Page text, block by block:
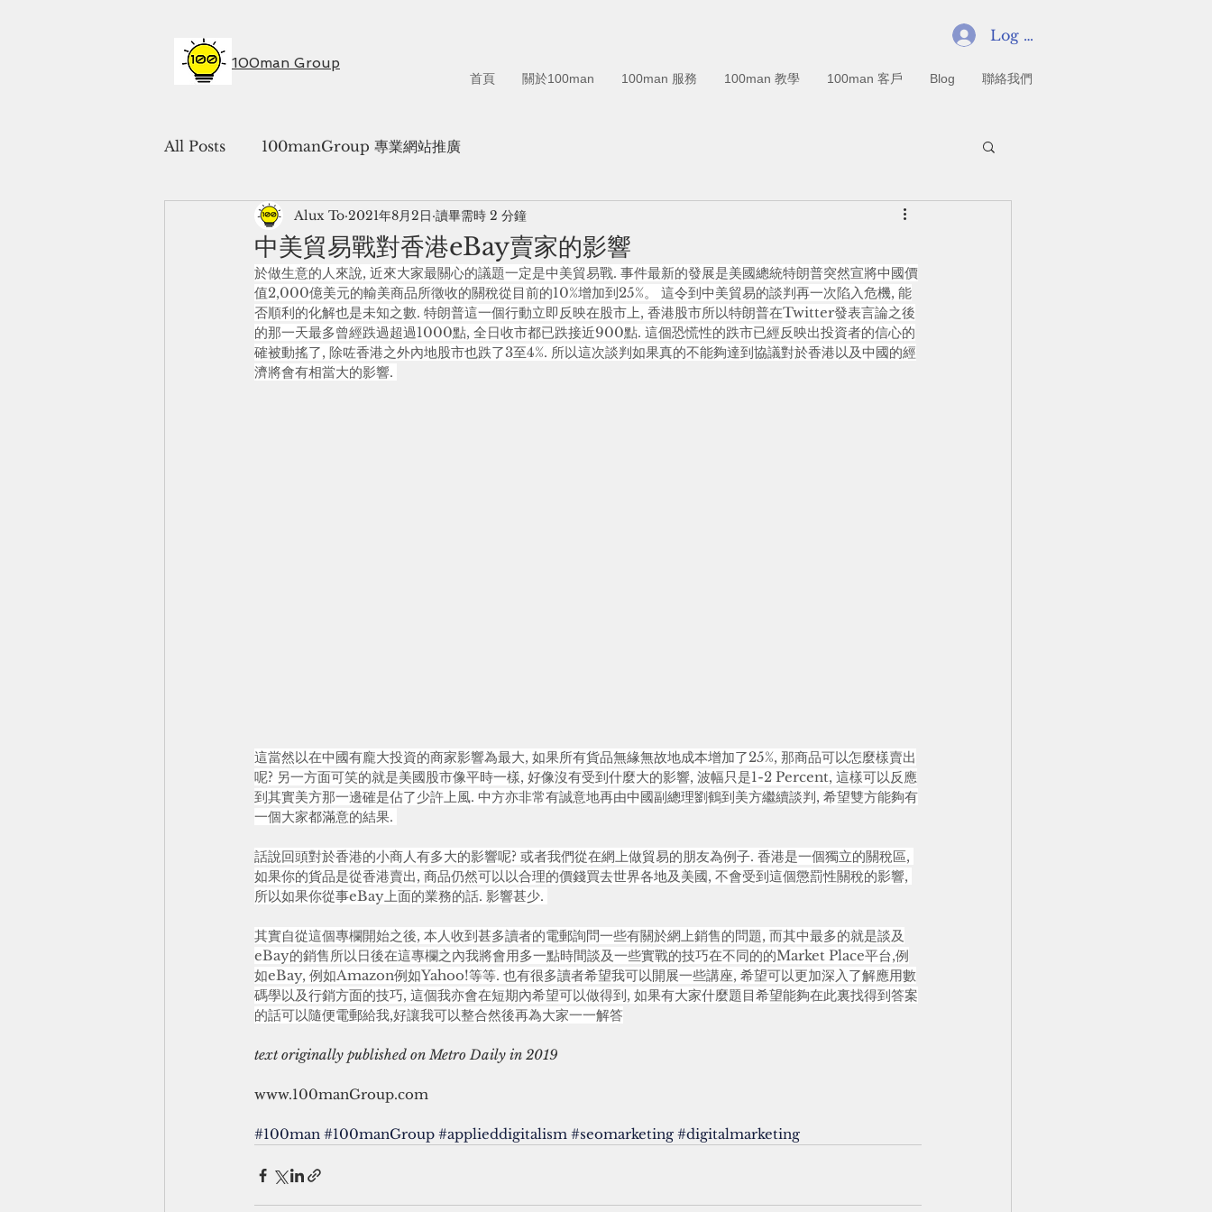
Log In
100man Group
首頁 關於100man 100man 服務 100man 教學 100man 客戶 Blog 聯絡我們
All Posts 100manGroup 專業網站推廣
中美貿易戰對香港eBay賣家的影響
Alux To 2021年8月2日 讀畢需時 2 分鐘
於做生意的人來說, 近來大家最關心的議題一定是中美貿易戰. 事件最新的發展是美國總統特朗普突然宣將中國價
值2,000億美元的輸美商品所徵收的關稅從目前的10%增加到25%。 這令到中美貿易的談判再一次陷入危機, 能
否順利的化解也是未知之數. 特朗普這一個行動立即反映在股市上, 香港股市所以特朗普在Twitter發表言論之後
的那一天最多曾經跌過超過1000點, 全日收市都已跌接近900點. 這個恐慌性的跌市已經反映出投資者的信心的
確被動搖了, 除咗香港之外內地股市也跌了3至4%. 所以這次談判如果真的不能夠達到協議對於香港以及中國的經
濟將會有相當大的影響.
這當然以在中國有龐大投資的商家影響為最大, 如果所有貨品無緣無故地成本增加了25%, 那商品可以怎麼樣賣出
呢? 另一方面可笑的就是美國股市像平時一樣, 好像沒有受到什麼大的影響, 波幅只是1-2 Percent, 這樣可以反應
到其實美方那一邊確是佔了少許上風. 中方亦非常有誠意地再由中國副總理劉鶴到美方繼續談判, 希望雙方能夠有
一個大家都滿意的結果.
話說回頭對於香港的小商人有多大的影響呢? 或者我們從在網上做貿易的朋友為例子. 香港是一個獨立的關稅區,
如果你的貨品是從香港賣出, 商品仍然可以以合理的價錢買去世界各地及美國, 不會受到這個懲罰性關稅的影響,
所以如果你從事eBay上面的業務的話. 影響甚少.
其實自從這個專欄開始之後, 本人收到甚多讀者的電郵詢問一些有關於網上銷售的問題, 而其中最多的就是談及
eBay的銷售所以日後在這專欄之內我將會用多一點時間談及一些實戰的技巧在不同的的Market Place平台,例
如eBay, 例如Amazon例如Yahoo!等等. 也有很多讀者希望我可以開展一些講座, 希望可以更加深入了解應用數
碼學以及行銷方面的技巧, 這個我亦會在短期內希望可以做得到, 如果有大家什麼題目希望能夠在此裏找得到答案
的話可以隨便電郵給我,好讓我可以整合然後再為大家一一解答
text originally published on Metro Daily in 2019
www.100manGroup.com
#100man #100manGroup #applieddigitalism #seomarketing #digitalmarketing